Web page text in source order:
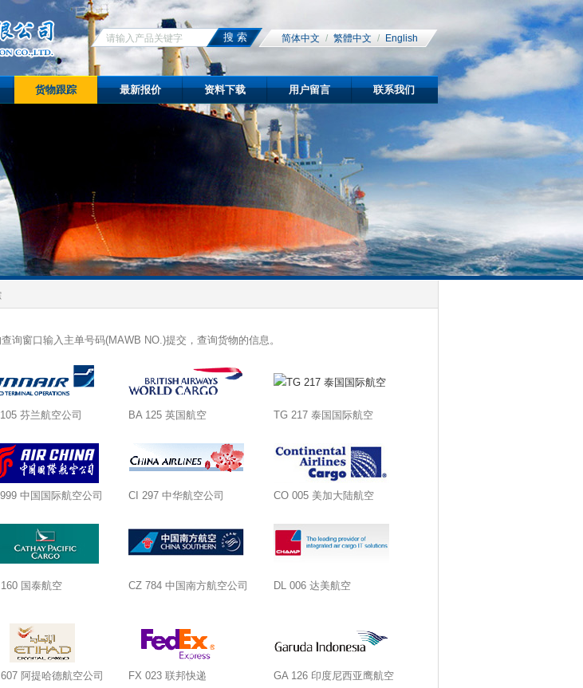
搜 索 简体中文 / 繁體中文 / English
货物跟踪 最新报价 资料下载 用户留言 联系我们
询窗口输入主单号码(MAWB NO.)提交，查询货物的信息。
芬兰航空公司 BA 125 英国航空 TG 217 泰国国际航空
中国国际航空公司 CI 297 中华航空公司 CO 005 美加大陆航空
国泰航空 CZ 784 中国南方航空公司 DL 006 达美航空
阿提哈德航空公司 FX 023 联邦快递 GA 126 印度尼西亚鹰航空